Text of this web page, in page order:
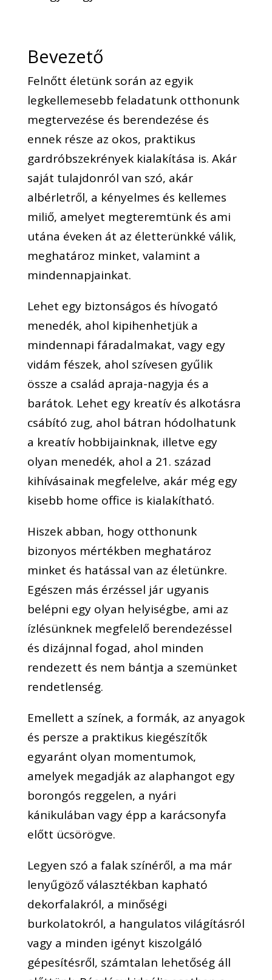
Bevezető
Felnőtt életünk során az egyik
legkellemesebb feladatunk otthonunk
megtervezése és berendezése és
ennek része az okos, praktikus
gardróbszekrények kialakítása is. Akár
saját tulajdonról van szó, akár
albérletről, a kényelmes és kellemes
miliő, amelyet megteremtünk és ami
utána éveken át az életterünkké válik,
meghatároz minket, valamint a
mindennapjainkat.
Lehet egy biztonságos és hívogató
menedék, ahol kipihenhetjük a
mindennapi fáradalmakat, vagy egy
vidám fészek, ahol szívesen gyűlik
össze a család apraja-nagyja és a
barátok. Lehet egy kreatív és alkotásra
csábító zug, ahol bátran hódolhatunk
a kreatív hobbijainknak, illetve egy
olyan menedék, ahol a 21. század
kihívásainak megfelelve, akár még egy
kisebb home office is kialakítható.
Hiszek abban, hogy otthonunk
bizonyos mértékben meghatároz
minket és hatással van az életünkre.
Egészen más érzéssel jár ugyanis
belépni egy olyan helyiségbe, ami az
ízlésünknek megfelelő berendezéssel
és dizájnnal fogad, ahol minden
rendezett és nem bántja a szemünket
rendetlenség.
Emellett a színek, a formák, az anyagok
és persze a praktikus kiegészítők
egyaránt olyan momentumok,
amelyek megadják az alaphangot egy
borongós reggelen, a nyári
kánikulában vagy épp a karácsonyfa
előtt ücsörögve.
Legyen szó a falak színéről, a ma már
lenyűgöző választékban kapható
dekorfalakról, a minőségi
burkolatokról, a hangulatos világításról
vagy a minden igényt kiszolgáló
gépesítésről, számtalan lehetőség áll